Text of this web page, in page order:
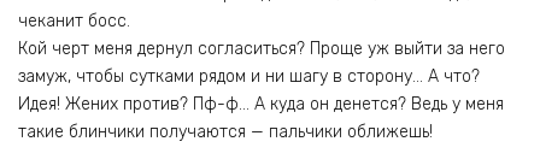
чеканит босс.
Кой черт меня дернул согласиться? Проще уж выйти за него
замуж, чтобы сутками рядом и ни шагу в сторону… А что?
Идея! Жених против? Пф-ф… А куда он денется? Ведь у меня
такие блинчики получаются — пальчики оближешь!